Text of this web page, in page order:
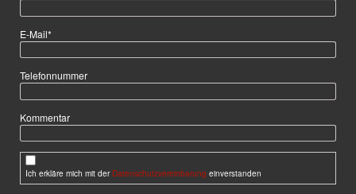
Pflichtfeld
E-Mail*
Telefonnummer
Kommentar
Ich erkläre mich mit der Datenschutzvereinbarung einverstanden